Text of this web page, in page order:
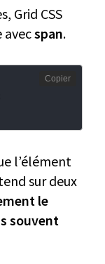
Grid CSS
avecspan.
Copier
l’élément
sur deux
le
souvent